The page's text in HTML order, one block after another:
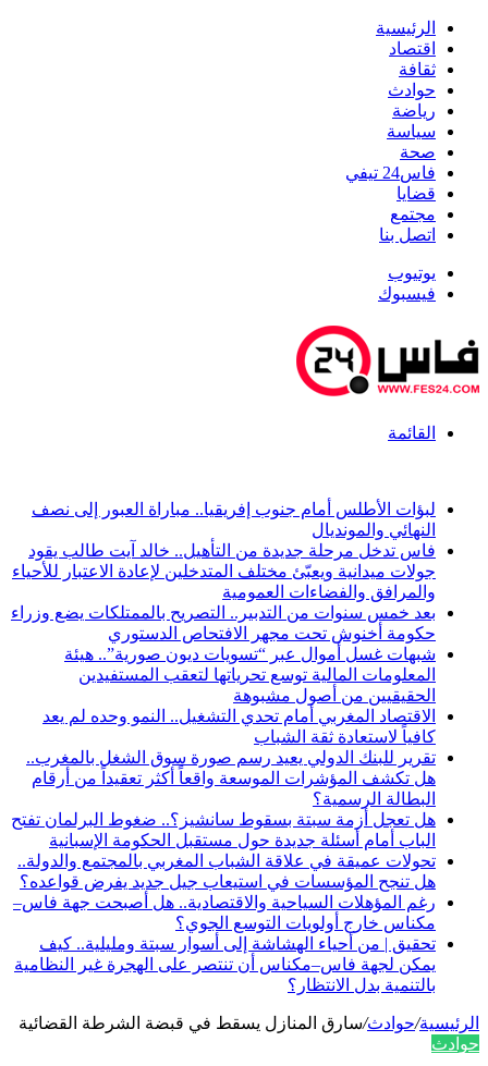
الرئيسية
اقتصاد
ثقافة
حوادث
رياضة
سياسة
صحة
فاس24 تيفي
قضايا
مجتمع
اتصل بنا
يوتيوب
فيسبوك
القائمة
لبؤات الأطلس أمام جنوب إفريقيا.. مباراة العبور إلى نصف
النهائي والمونديال
فاس تدخل مرحلة جديدة من التأهيل.. خالد آيت طالب يقود
جولات ميدانية ويعبّئ مختلف المتدخلين لإعادة الاعتبار للأحياء
والمرافق والفضاءات العمومية
بعد خمس سنوات من التدبير.. التصريح بالممتلكات يضع وزراء
حكومة أخنوش تحت مجهر الافتحاص الدستوري
شبهات غسل أموال عبر “تسويات ديون صورية”.. هيئة
المعلومات المالية توسع تحرياتها لتعقب المستفيدين
الحقيقيين من أصول مشبوهة
الاقتصاد المغربي أمام تحدي التشغيل.. النمو وحده لم يعد
كافياً لاستعادة ثقة الشباب
تقرير للبنك الدولي يعيد رسم صورة سوق الشغل بالمغرب..
هل تكشف المؤشرات الموسعة واقعاً أكثر تعقيداً من أرقام
البطالة الرسمية؟
هل تعجل أزمة سبتة بسقوط سانشيز؟.. ضغوط البرلمان تفتح
الباب أمام أسئلة جديدة حول مستقبل الحكومة الإسبانية
تحولات عميقة في علاقة الشباب المغربي بالمجتمع والدولة..
هل تنجح المؤسسات في استيعاب جيل جديد يفرض قواعده؟
رغم المؤهلات السياحية والاقتصادية.. هل أصبحت جهة فاس–
مكناس خارج أولويات التوسع الجوي؟
تحقيق | من أحياء الهشاشة إلى أسوار سبتة ومليلية.. كيف
يمكن لجهة فاس–مكناس أن تنتصر على الهجرة غير النظامية
بالتنمية بدل الانتظار؟
الرئيسية/حوادث/سارق المنازل يسقط في قبضة الشرطة القضائية
حوادث